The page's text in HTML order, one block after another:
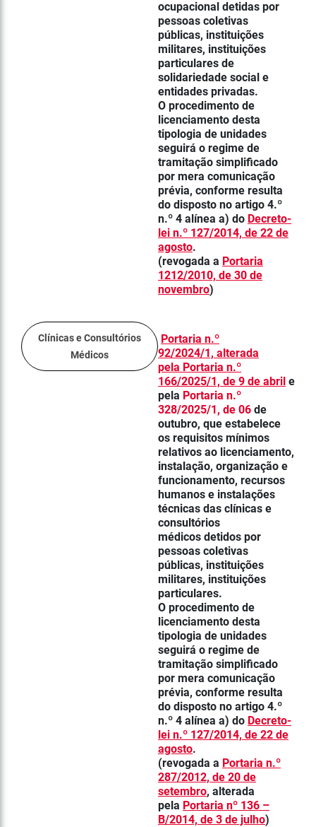
ocupacional detidas por
pessoas coletivas
públicas, instituições
militares, instituições
particulares de
solidariedade social e
entidades privadas.
O procedimento de
licenciamento desta
tipologia de unidades
seguirá o regime de
tramitação simplificado
por mera comunicação
prévia, conforme resulta
do disposto no artigo 4.º
n.º 4 alínea a) do Decreto-
lei n.º 127/2014, de 22 de
agosto.
(revogada a Portaria
1212/2010, de 30 de
novembro)
Clínicas e Consultórios
Médicos
Portaria n.º
92/2024/1, alterada
pela Portaria n.º
166/2025/1, de 9 de abril e
pela Portaria n.º
328/2025/1, de 06 de
outubro, que estabelece
os requisitos mínimos
relativos ao licenciamento,
instalação, organização e
funcionamento, recursos
humanos e instalações
técnicas das clínicas e
consultórios
médicos detidos por
pessoas coletivas
públicas, instituições
militares, instituições
particulares.
O procedimento de
licenciamento desta
tipologia de unidades
seguirá o regime de
tramitação simplificado
por mera comunicação
prévia, conforme resulta
do disposto no artigo 4.º
n.º 4 alínea a) do Decreto-
lei n.º 127/2014, de 22 de
agosto.
(revogada a Portaria n.º
287/2012, de 20 de
setembro, alterada
pela Portaria nº 136 –
B/2014, de 3 de julho)